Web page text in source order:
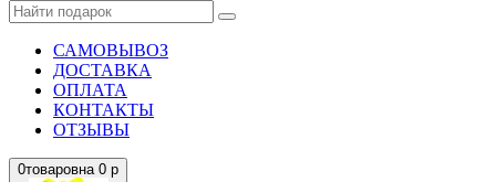
САМОВЫВОЗ
ДОСТАВКА
ОПЛАТА
КОНТАКТЫ
ОТЗЫВЫ
0товаровна 0 р